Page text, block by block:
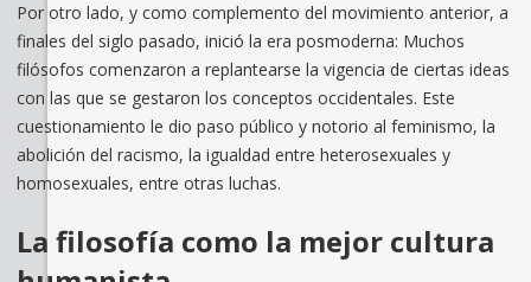
Por otro lado, y como complemento del movimiento anterior, a
finales del siglo pasado, inició la era posmoderna: Muchos
filósofos comenzaron a replantearse la vigencia de ciertas ideas
con las que se gestaron los conceptos occidentales. Este
cuestionamiento le dio paso público y notorio al feminismo, la
abolición del racismo, la igualdad entre heterosexuales y
homosexuales, entre otras luchas.
La filosofía como la mejor cultura